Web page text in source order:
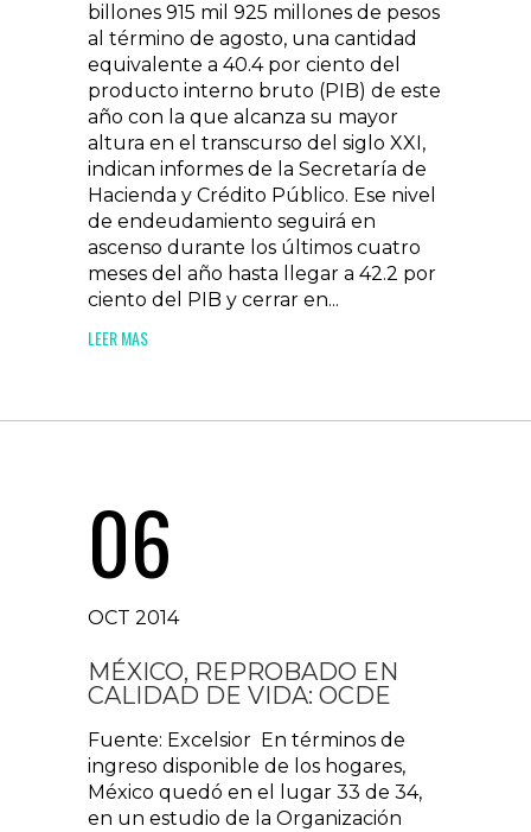
billones 915 mil 925 millones de pesos
al término de agosto, una cantidad
equivalente a 40.4 por ciento del
producto interno bruto (PIB) de este
año con la que alcanza su mayor
altura en el transcurso del siglo XXI,
indican informes de la Secretaría de
Hacienda y Crédito Público. Ese nivel
de endeudamiento seguirá en
ascenso durante los últimos cuatro
meses del año hasta llegar a 42.2 por
ciento del PIB y cerrar en...
LEER MAS
06
OCT 2014
MÉXICO, REPROBADO EN
CALIDAD DE VIDA: OCDE
Fuente: Excelsior En términos de
ingreso disponible de los hogares,
México quedó en el lugar 33 de 34,
en un estudio de la Organización